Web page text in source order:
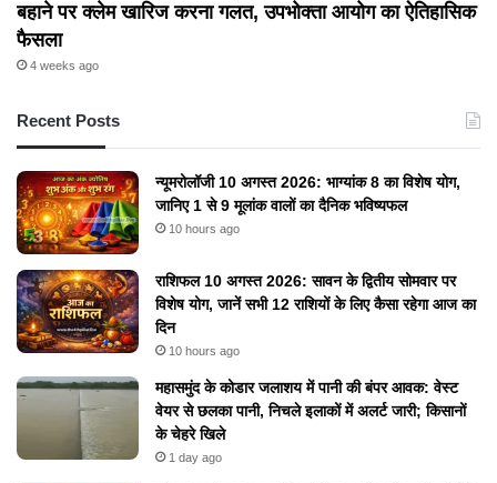
बहाने पर क्लेम खारिज करना गलत, उपभोक्ता आयोग का ऐतिहासिक
फैसला
4 weeks ago
Recent Posts
न्यूमरोलॉजी 10 अगस्त 2026: भाग्यांक 8 का विशेष योग,
जानिए 1 से 9 मूलांक वालों का दैनिक भविष्यफल
10 hours ago
राशिफल 10 अगस्त 2026: सावन के द्वितीय सोमवार पर
विशेष योग, जानें सभी 12 राशियों के लिए कैसा रहेगा आज का
दिन
10 hours ago
महासमुंद के कोडार जलाशय में पानी की बंपर आवक: वेस्ट
वेयर से छलका पानी, निचले इलाकों में अलर्ट जारी; किसानों
के चेहरे खिले
1 day ago